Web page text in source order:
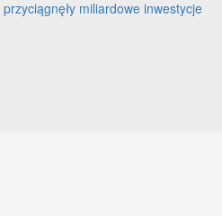
miliardowe inwestycje